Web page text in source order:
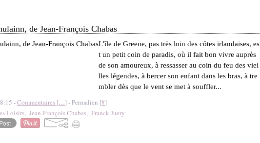
de Jean-François Chabas
L'île de Greene, pas très loin des côtes irlandaises, es
t un petit coin de paradis, où il fait bon vivre auprès
de son amoureux, à ressasser au coin du feu des viei
lles légendes, à bercer son enfant dans les bras, à tre
mbler dès que le vent se met à souffler...
-Commentaires […] - Permalien [#]
Loisirs, Jean-François Chabas, Franck Juery